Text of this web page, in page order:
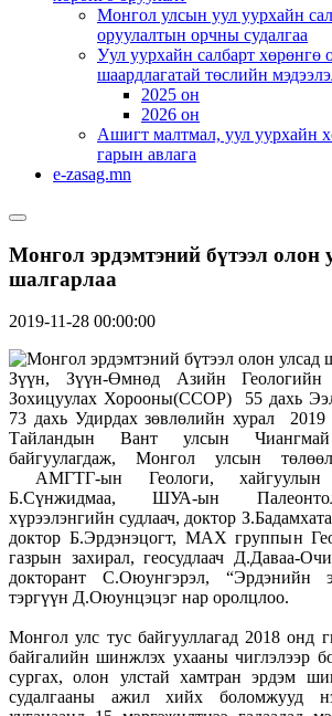
Монгол улсын уул уурхайн
оруулалтын орчны судалгаа
Уул уурхайн салбарт хөрөнгө
шаардлагатай төслийн
2025 он
2026 он
Ашигт малтмал, уул уурхайн
гарын авлага
e-zasag.mn
Монгол эрдэмтэний бүтээл олон
шалгарлаа
2019-11-28 00:00:00
Зүүн, Зүүн-Өмнөд Азийн
Зохицуулах Хорооны(ССОР) 55 дахь
73 дахь Удирдах зөвлөлийн хурал 2019
Тайландын Вант улсын
байгуулагдаж, Монгол улсын
АМГТГ-ын Геологи, хайгуулын
Б.Сүнжидмаа, ШУА-ын
хүрээлэнгийн судлаач, доктор
доктор Б.Эрдэнэцогт, МАХ группын
газрын захирал, геосудлаач Д.Даваа-
докторант С.Оюунгэрэл, “Эрдэнийн
тэргүүн Д.Оюунцэцэг нар оролцлоо.
Монгол улс тус байгууллагад 2018 онд
байгалийн шинжлэх ухааны чиглэлээр
сургах, олон улстай хамтран эрдэм
судалгааны ажил хийх боломжууд